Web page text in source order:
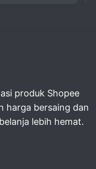
produk Shopee
harga bersaing dan
lebih hemat.